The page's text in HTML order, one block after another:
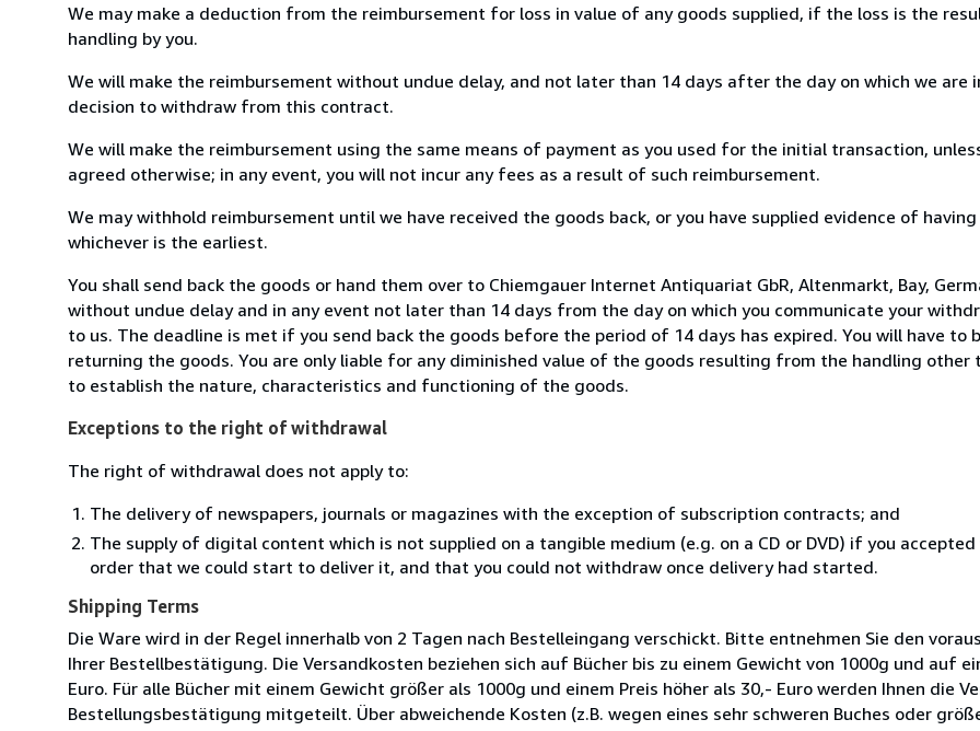
We may make a deduction from the reimbursement for loss in value of any goods supplied, if the loss is the
handling by you.
We will make the reimbursement without undue delay, and not later than 14 days after the day on which we are
decision to withdraw from this contract.
We will make the reimbursement using the same means of payment as you used for the initial transaction,
agreed otherwise; in any event, you will not incur any fees as a result of such reimbursement.
We may withhold reimbursement until we have received the goods back, or you have supplied evidence of
whichever is the earliest.
You shall send back the goods or hand them over to Chiemgauer Internet Antiquariat GbR, Altenmarkt, Bay,
without undue delay and in any event not later than 14 days from the day on which you communicate your
to us. The deadline is met if you send back the goods before the period of 14 days has expired. You will have to
returning the goods. You are only liable for any diminished value of the goods resulting from the handling other
to establish the nature, characteristics and functioning of the goods.
Exceptions to the right of withdrawal
The right of withdrawal does not apply to:
The delivery of newspapers, journals or magazines with the exception of subscription contracts; and
The supply of digital content which is not supplied on a tangible medium (e.g. on a CD or DVD) if you
order that we could start to deliver it, and that you could not withdraw once delivery had started.
Shipping Terms
Die Ware wird in der Regel innerhalb von 2 Tagen nach Bestelleingang verschickt. Bitte entnehmen Sie den
Ihrer Bestellbestätigung. Die Versandkosten beziehen sich auf Bücher bis zu einem Gewicht von 1000g und auf
Euro. Für alle Bücher mit einem Gewicht größer als 1000g und einem Preis höher als 30,- Euro werden Ihnen die
Bestellungsbestätigung mitgeteilt. Über abweichende Kosten (z.B. wegen eines sehr schweren Buches oder